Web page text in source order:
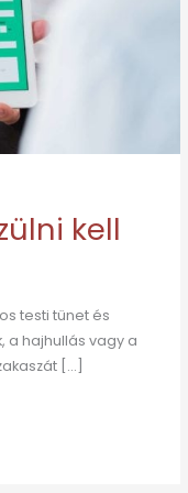
kell
testi tünet és
a hajhullás vagy a
[…]